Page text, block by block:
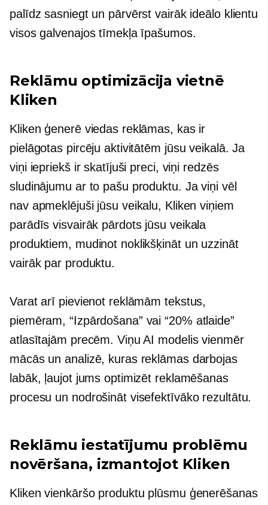
palīdz sasniegt un pārvērst vairāk ideālo klientu
visos galvenajos tīmekļa īpašumos.
Reklāmu optimizācija vietnē
Kliken
Kliken ģenerē viedas reklāmas, kas ir
pielāgotas pircēju aktivitātēm jūsu veikalā. Ja
viņi iepriekš ir skatījuši preci, viņi redzēs
sludinājumu ar to pašu produktu. Ja viņi vēl
nav apmeklējuši jūsu veikalu, Kliken viņiem
parādīsvisvairāk pārdotsjūsu veikala
produktiem, mudinot noklikšķināt un uzzināt
vairāk par produktu.
Varat arī pievienot reklāmām tekstus,
piemēram, “Izpārdošana” vai “20% atlaide”
atlasītajām precēm. Viņu AI modelis vienmēr
mācās un analizē, kuras reklāmas darbojas
labāk, ļaujot jums optimizēt reklamēšanas
procesu un nodrošināt visefektīvāko rezultātu.
Reklāmu iestatījumu problēmu
novēršana, izmantojot Kliken
Kliken vienkāršo produktu plūsmu ģenerēšanas